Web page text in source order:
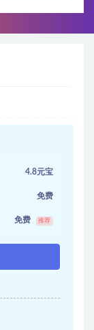
4.8元宝
免费
免费 推荐